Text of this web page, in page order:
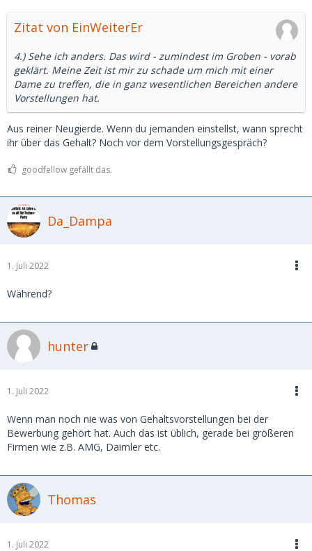
Zitat von EinWeiterEr
4.) Sehe ich anders. Das wird - zumindest im Groben - vorab
geklärt. Meine Zeit ist mir zu schade um mich mit einer
Dame zu treffen, die in ganz wesentlichen Bereichen andere
Vorstellungen hat.
Aus reiner Neugierde. Wenn du jemanden einstellst, wann sprecht
ihr über das Gehalt? Noch vor dem Vorstellungsgespräch?
goodfellow gefällt das.
Da_Dampa
1. Juli 2022
Während?
hunter
1. Juli 2022
Wenn man noch nie was von Gehaltsvorstellungen bei der
Bewerbung gehört hat. Auch das ist üblich, gerade bei größeren
Firmen wie z.B. AMG, Daimler etc.
Thomas
1. Juli 2022